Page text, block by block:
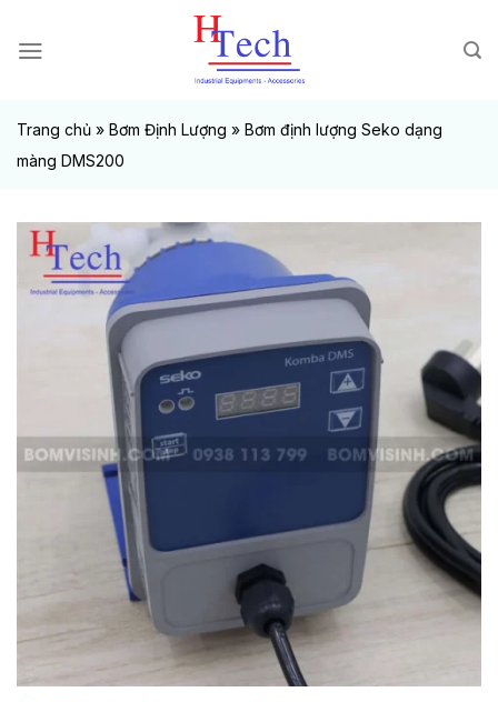
đến
Trang chủ » Bơm Định Lượng » Bơm định lượng Seko dạng
màng DMS200